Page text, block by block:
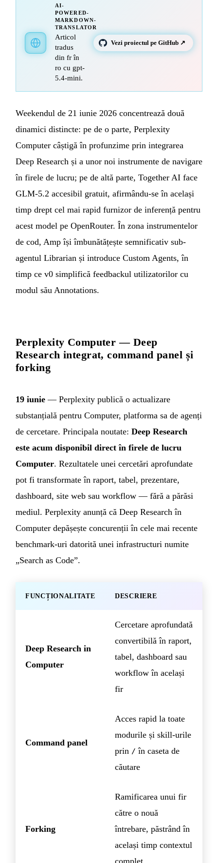
AI-
POWERED-
MARKDOWN-
TRANSLATOR
Articol
tradus
din fr în
ro cu gpt-
5.4-mini.
Vezi proiectul pe GitHub ↗
Weekendul de 21 iunie 2026 concentrează două
dinamici distincte: pe de o parte, Perplexity
Computer câștigă în profunzime prin integrarea
Deep Research și a unor noi instrumente de navigare
în firele de lucru; pe de altă parte, Together AI face
GLM-5.2 accesibil gratuit, afirmându-se în același
timp drept cel mai rapid furnizor de inferență pentru
acest model pe OpenRouter. În zona instrumentelor
de cod, Amp își îmbunătățește semnificativ sub-
agentul Librarian și introduce Custom Agents, în
timp ce v0 simplifică feedbackul utilizatorilor cu
modul său Annotations.
Perplexity Computer — Deep
Research integrat, command panel și
forking
19 iunie — Perplexity publică o actualizare
substanțială pentru Computer, platforma sa de agenți
de cercetare. Principala noutate: Deep Research
este acum disponibil direct în firele de lucru
Computer. Rezultatele unei cercetări aprofundate
pot fi transformate în raport, tabel, prezentare,
dashboard, site web sau workflow — fără a părăsi
mediul. Perplexity anunță că Deep Research în
Computer depășește concurenții în cele mai recente
benchmark-uri datorită unei infrastructuri numite
„Search as Code”.
FUNCȚIONALITATE DESCRIERE
Deep Research in
Computer
Cercetare aprofundată
convertibilă în raport,
tabel, dashboard sau
workflow în același
fir
Command panel
Acces rapid la toate
modurile și skill-urile
prin / în caseta de
căutare
Forking
Ramificarea unui fir
către o nouă
întrebare, păstrând în
același timp contextul